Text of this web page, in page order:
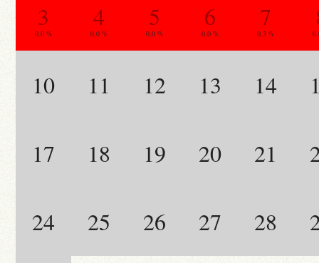
3
0.0 %
4
0.0 %
5
0.0 %
6
0.0 %
7
0.3 %
10 11 12 13 14
17 18 19 20 21
24 25 26 27 28